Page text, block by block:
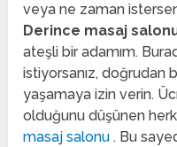
veya ne zaman
Derince masaj
ateşli bir adamım.
istiyorsanız, doğrudan
yaşamaya izin verin.
olduğunu düşünen
masaj salonu. Bu